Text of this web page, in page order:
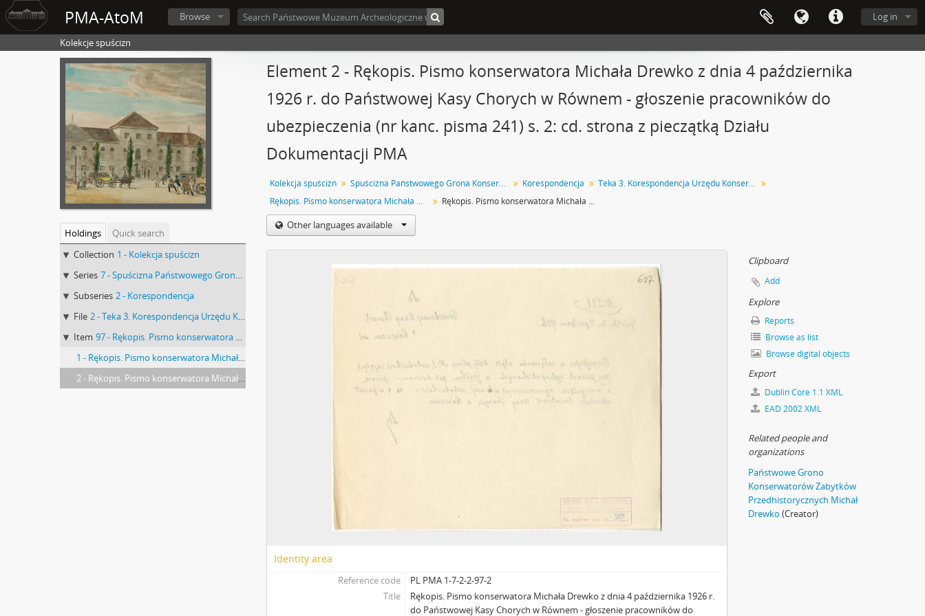
PMA-AtoM Log in
Browse
Kolekcje spuścizn
Holdings
Quick search
Collection 1 - Kolekcja spuścizn
Series 7 - Spuścizna Państwowego Grona Konserwatorów Zabytków Przedhistorycznych : Sprawy Urzędu Konserwatora Okręgowego Zabytków Przedhistorycznych w Lublinie
Subseries 2 - Korespondencja
File 2 - Teka 3. Korespondencja Urzędu Konserwatora Okręgowego Zabytków Przedhistorycznych w Lublinie dot. stanowiska "Nad Rudnikiem" w Gródku pow. Równe. Teczka nr 1
Item 97 - Rękopis. Pismo konserwatora Michała Drewko z dnia 4 października 1926 r. do Państwowej Kasy Chorych w Równem - głoszenie pracowników do ubezpieczenia (nr kanc. pisma 241)
1 - Rękopis. Pismo konserwatora Michała Drewko z dnia 4 października 1926 r. do Państwowej Kasy Chorych w Równem - głoszenie pracowników do ubezpieczenia (nr kanc. pisma 241) s. 1
2 - Rękopis. Pismo konserwatora Michała Drewko z dnia 4 października 1926 r. do Państwowej Kasy Chorych w Równem - głoszenie pracowników do ubezpieczenia (nr kanc. pisma 241) s. 2: cd. strona z pieczątką Działu Dokumentacji PMA
Element 2 - Rękopis. Pismo konserwatora Michała Drewko z dnia 4 października
1926 r. do Państwowej Kasy Chorych w Równem - głoszenie pracowników do
ubezpieczenia (nr kanc. pisma 241) s. 2: cd. strona z pieczątką Działu
Dokumentacji PMA
Kolekcja spuścizn Spuścizna Państwowego Grona Konserwatorów Zabytków Przedhistorycznych : Sprawy Urzędu Konserwatora Okręgowego Zabytków Przedhistorycznych w Lublinie Korespondencja
Teka 3. Korespondencja Urzędu Konserwatora Okręgowego Zabytków Przedhistorycznych w Lublinie dot. stanowiska "Nad Rudnikiem" w Gródku pow. Równe. Teczka nr 1
Rękopis. Pismo konserwatora Michała Drewko z dnia 4 października 1926 r. do Państwowej Kasy Chorych w Równem - głoszenie pracowników do ubezpieczenia (nr kanc. pisma 241)
Rękopis. Pismo konserwatora Michała Drewko z dnia 4 października 1926 r. do Państwowej Kasy Chorych w Równem - głoszenie pracowników do ubezpieczenia (nr kanc. pisma 241) s. 2: cd. strona z pieczątką Działu Dokumentacji PMA
Other languages available
Identity area
Reference code
PL PMA 1-7-2-2-97-2
Title
Rękopis. Pismo konserwatora Michała Drewko z dnia 4 października 1926 r.
do Państwowej Kasy Chorych w Równem - głoszenie pracowników do
Clipboard
Add
Explore
Reports
Browse as list
Browse digital objects
Export
Dublin Core 1.1 XML
EAD 2002 XML
Related people and
organizations
Państwowe Grono
Konserwatorów Zabytków
Przedhistorycznych Michał
Drewko (Creator)